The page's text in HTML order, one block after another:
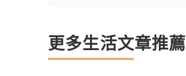
更多生活文章推薦